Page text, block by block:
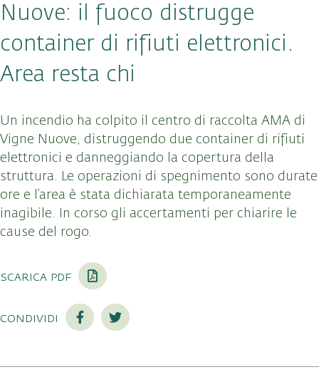
Nuove: il fuoco distrugge
container di rifiuti elettronici.
Area resta chi
Un incendio ha colpito il centro di raccolta AMA di
Vigne Nuove, distruggendo due container di rifiuti
elettronici e danneggiando la copertura della
struttura. Le operazioni di spegnimento sono durate
ore e l’area è stata dichiarata temporaneamente
inagibile. In corso gli accertamenti per chiarire le
cause del rogo.
scarica pdf
condividi